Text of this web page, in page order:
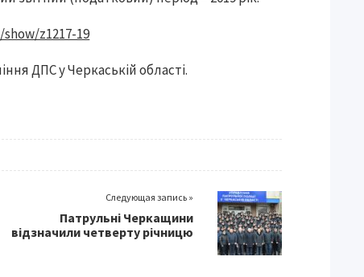
z1217-19
ДПС у Черкаській області.
Следующая запись »
Патрульні Черкащини
відзначили четверту річницю